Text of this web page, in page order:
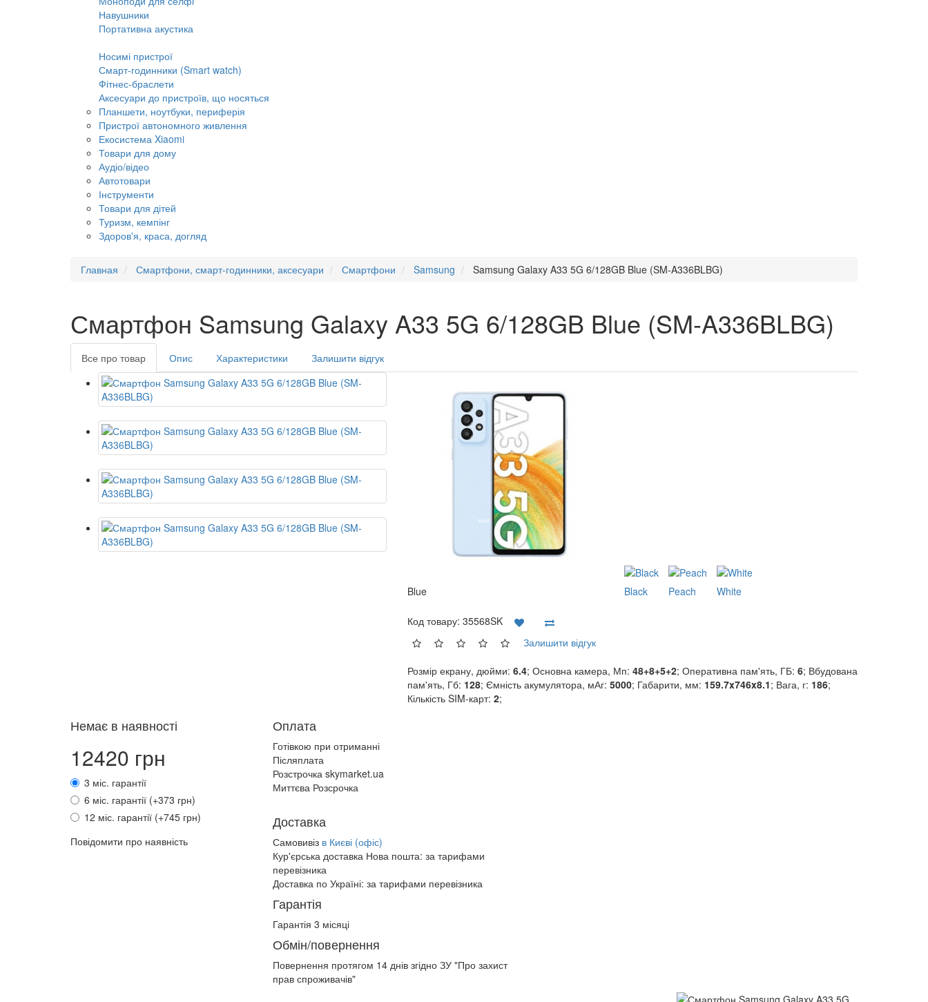
Навушники
Портативна акустика
Носимі пристрої
Смарт-годинники (Smart watch)
Фітнес-браслети
Аксесуари до пристроїв, що носяться
Планшети, ноутбуки, периферія
Пристрої автономного живлення
Екосистема Xiaomi
Товари для дому
Аудіо/відео
Автотовари
Інструменти
Товари для дітей
Туризм, кемпінг
Здоров'я, краса, догляд
Главная Смартфони, смарт-годинники, аксесуари Смартфони Samsung Samsung Galaxy A33 5G 6/128GB Blue (SM-A336BLBG)
Смартфон Samsung Galaxy A33 5G 6/128GB Blue (SM-A336BLBG)
Все про товар Опис Характеристики Залишити відгук
Blue Black Peach White
Код товару: 35568SK
Залишити відгук
Розмір екрану, дюйми: 6.4; Основна камера, Мп: 48+8+5+2; Оперативна пам'ять, ГБ: 6; Вбудована
пам'ять, Гб: 128; Ємність акумулятора, мАг: 5000; Габарити, мм: 159.7x746x8.1; Вага, г: 186;
Кількість SIM-карт: 2;
Немає в наявності
12420 грн
3 міс. гарантії
6 міс. гарантії (+373 грн)
12 міс. гарантії (+745 грн)
Повідомити про наявність
Оплата
Готівкою при отриманні
Післяплата
Розстрочка skymarket.ua
Миттєва Розсрочка
Доставка
Самовивіз в Києві (офіс)
Кур'єрська доставка Нова пошта: за тарифами
перевізника
Доставка по Україні: за тарифами перевізника
Гарантія
Гарантія 3 місяці
Обмін/повернення
Повернення протягом 14 днівзгідно ЗУ "Про захист
прав спроживачів"